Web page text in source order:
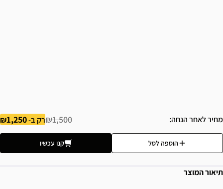
מחיר לאחר הנחה ₪1,500רק ב-1,250
הוספה לסל קנו עכשיו
תיאור המוצר